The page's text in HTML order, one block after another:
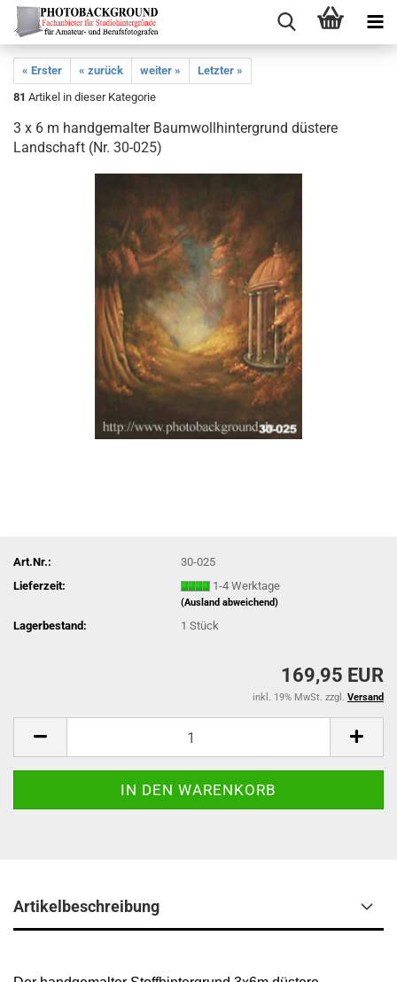
« Erster « zurück weiter »
Letzter »
81 Artikel in dieser Kategorie
3 x 6 m handgemalter Baumwollhintergrund düstere
Landschaft (Nr. 30-025)
Art.Nr.:
30-025
Lieferzeit:
1-4 Werktage
(Ausland abweichend)
Lagerbestand: 1Stück
169,95 EUR
inkl. 19% MwSt. zzgl. Versand
Artikelbeschreibung